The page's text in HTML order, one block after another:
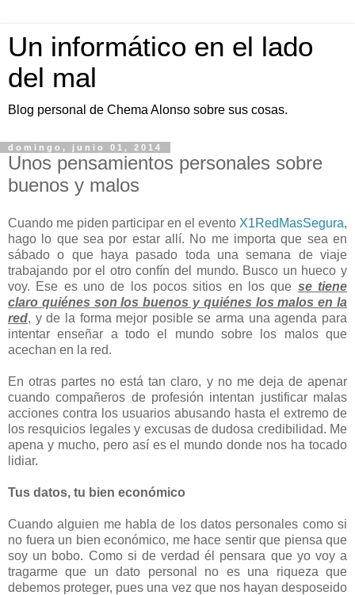
Un informático en el lado
del mal
Blog personal de Chema Alonso sobre sus cosas.
domingo, junio 01, 2014
Unos pensamientos personales sobre
buenos y malos
Cuando me piden participar en el evento X1RedMasSegura,
hago lo que sea por estar allí. No me importa que sea en
sábado o que haya pasado toda una semana de viaje
trabajando por el otro confín del mundo. Busco un hueco y
voy. Ese es uno de los pocos sitios en los que se tiene
claro quiénes son los buenos y quiénes los malos en la
red, y de la forma mejor posible se arma una agenda para
intentar enseñar a todo el mundo sobre los malos que
acechan en la red.
En otras partes no está tan claro, y no me deja de apenar
cuando compañeros de profesión intentan justificar malas
acciones contra los usuarios abusando hasta el extremo de
los resquicios legales y excusas de dudosa credibilidad. Me
apena y mucho, pero así es el mundo donde nos ha tocado
lidiar.
Tus datos, tu bien económico
Cuando alguien me habla de los datos personales como si
no fuera un bien económico, me hace sentir que piensa que
soy un bobo. Como si de verdad él pensara que yo voy a
tragarme que un dato personal no es una riqueza que
debemos proteger, pues una vez que nos hayan desposeido